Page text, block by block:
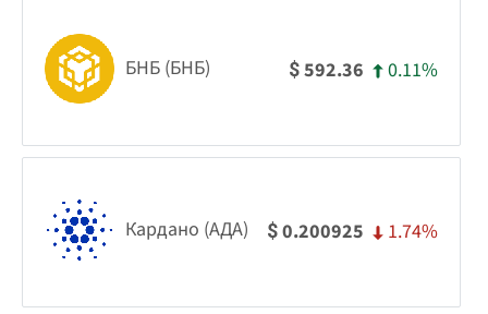
БНБ (БНБ) $592.36 0.11%
Кардано (АДА) $0.200925 1.74%